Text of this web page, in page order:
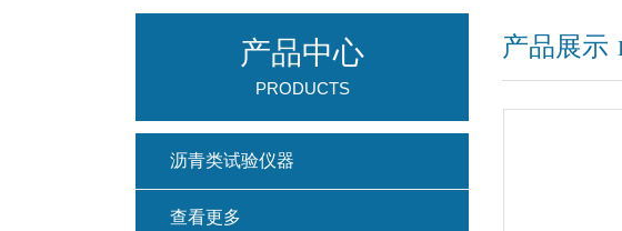
产品展示
产品中心
PRODUCTS
沥青类试验仪器
查看更多